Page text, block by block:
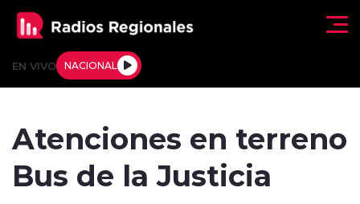
EN VIVO NACIONAL
Atenciones en terreno
Bus de la Justicia